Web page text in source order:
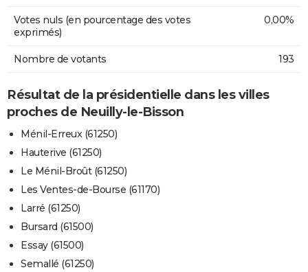
Votes nuls (en pourcentage des votes
exprimés)
0,00%
Nombre de votants 193
Résultat de la présidentielle dans les villes
proches de Neuilly-le-Bisson
Ménil-Erreux (61250)
Hauterive (61250)
Le Ménil-Broût (61250)
Les Ventes-de-Bourse (61170)
Larré (61250)
Bursard (61500)
Essay (61500)
Semallé (61250)